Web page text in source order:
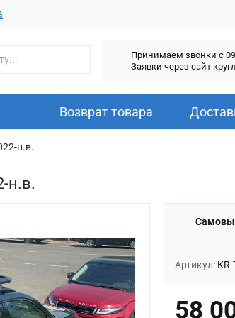
Принимаем звонки c
Заявки через сайт
Возврат товара
н.в.
н.в.
Артикул:
58